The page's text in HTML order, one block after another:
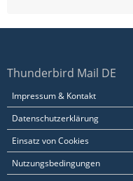
Thunderbird Mail DE
Impressum & Kontakt
Datenschutzerklärung
Einsatz von Cookies
Nutzungsbedingungen